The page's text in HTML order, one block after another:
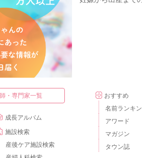
・専門家一覧
成長アルバム
施設検索
産後ケア施設検索
おすすめ
名前ランキ
アワード
マガジン
タウン誌